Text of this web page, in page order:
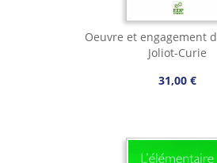
Oeuvre et engagement
Joliot-Curie
31,00 €